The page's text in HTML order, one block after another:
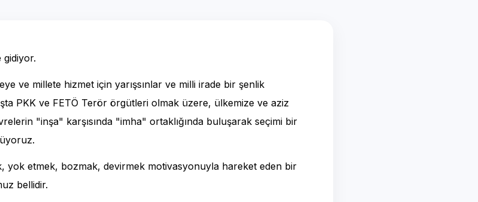
ve millete hizmet için yarışsınlar ve milli irade bir şenlik
PKK ve FETÖ Terör örgütleri olmak üzere, ülkemize ve aziz
"inşa" karşısında "imha" ortaklığında buluşarak seçimi bir
yok etmek, bozmak, devirmek motivasyonuyla hareket eden bir
bellidir.